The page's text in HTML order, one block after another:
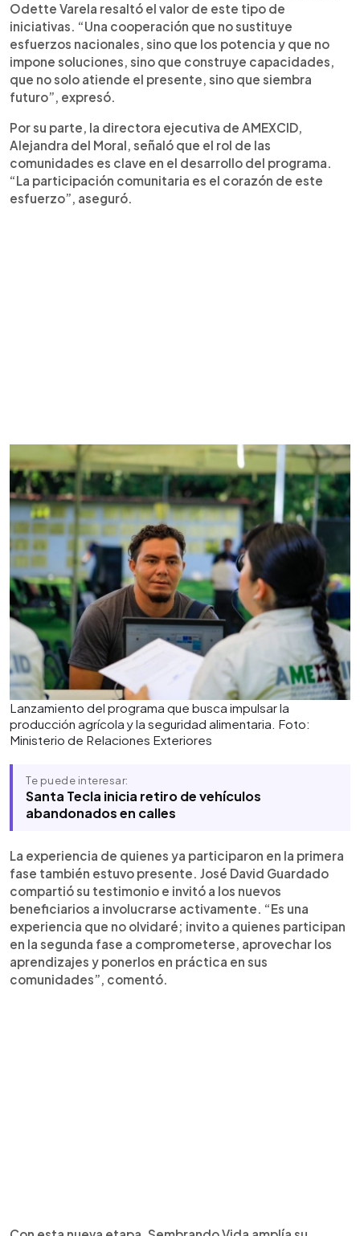
Odette Varela resaltó el valor de este tipo de
iniciativas. “Una cooperación que no sustituye
esfuerzos nacionales, sino que los potencia y que no
impone soluciones, sino que construye capacidades,
que no solo atiende el presente, sino que siembra
futuro”, expresó.
Por su parte, la directora ejecutiva de AMEXCID,
Alejandra del Moral, señaló que el rol de las
comunidades es clave en el desarrollo del programa.
“La participación comunitaria es el corazón de este
esfuerzo”, aseguró.
Lanzamiento del programa que busca impulsar la
producción agrícola y la seguridad alimentaria. Foto:
Ministerio de Relaciones Exteriores
Te puede interesar:
Santa Tecla inicia retiro de vehículos
abandonados en calles
La experiencia de quienes ya participaron en la primera
fase también estuvo presente. José David Guardado
compartió su testimonio e invitó a los nuevos
beneficiarios a involucrarse activamente. “Es una
experiencia que no olvidaré; invito a quienes participan
en la segunda fase a comprometerse, aprovechar los
aprendizajes y ponerlos en práctica en sus
comunidades”, comentó.